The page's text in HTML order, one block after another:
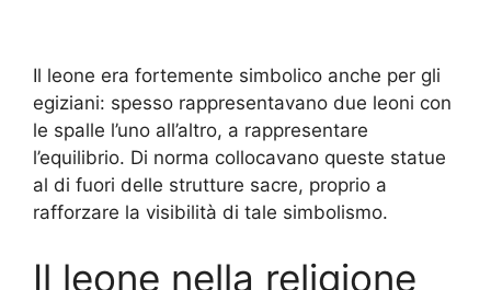
Il leone era fortemente simbolico anche per gli
egiziani: spesso rappresentavano due leoni con
le spalle l’uno all’altro, a rappresentare
l’equilibrio. Di norma collocavano queste statue
al di fuori delle strutture sacre, proprio a
rafforzare la visibilità di tale simbolismo.
Il leone nella religione